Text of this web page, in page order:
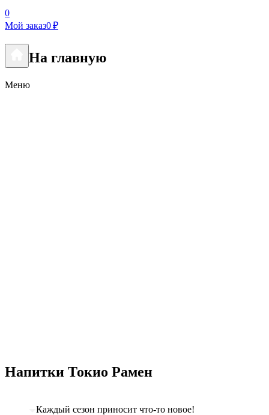
0
Мой заказ0 ₽
На главную
Меню
Напитки Токио Рамен
Каждый сезон приносит что-то новое!